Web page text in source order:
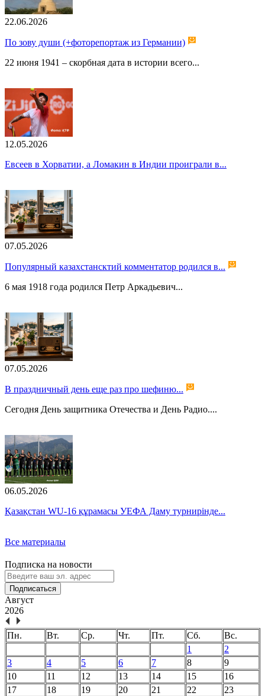
22.06.2026
По зову души (+фоторепортаж из Германии)
22 июня 1941 – скорбная дата в истории всего...
12.05.2026
Евсеев в Хорватии, а Ломакин в Индии проиграли в...
07.05.2026
Популярный казахстансктий комментатор родился в...
6 мая 1918 года родился Петр Аркадьевич...
07.05.2026
В праздничный день еще раз про шефиню...
Сегодня День защитника Отечества и День Радио....
06.05.2026
Қазақстан WU-16 құрамасы УЕФА Даму турнирінде...
Все материалы
Подписка на новости
Подписаться
Август
2026
Пн. Вт. Ср. Чт. Пт. Сб.
Вс.
1
2
3
4 5 6 7 8
9
10
11 12 13 14 15
16
17
18 19 20 21 22
23